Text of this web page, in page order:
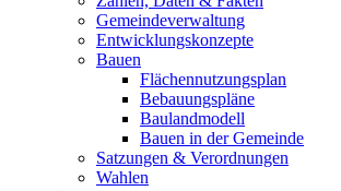
Gemeindeverwaltung
Entwicklungskonzepte
Bauen
Flächennutzungsplan
Bebauungspläne
Baulandmodell
Bauen in der Gemeinde
Satzungen & Verordnungen
Wahlen